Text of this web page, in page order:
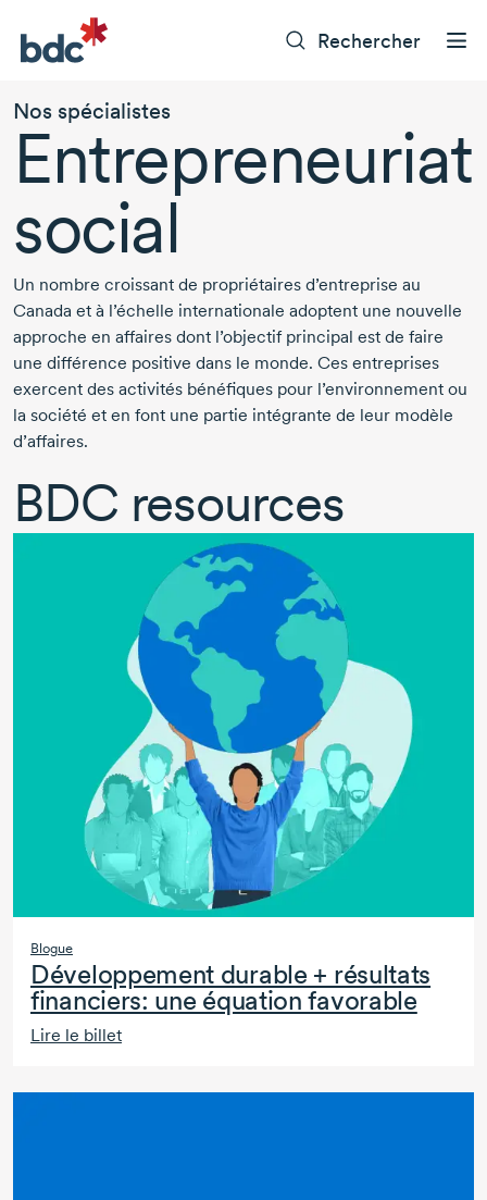
Rechercher
Nos spécialistes
Entrepreneuriat
social
Un nombre croissant de propriétaires d’entreprise au
Canada et à l’échelle internationale adoptent une nouvelle
approche en affaires dont l’objectif principal est de faire
une différence positive dans le monde. Ces entreprises
exercent des activités bénéfiques pour l’environnement ou
la société et en font une partie intégrante de leur modèle
d’affaires.
BDC resources
Blogue
Développement durable + résultats
financiers: une équation favorable
Lire le billet